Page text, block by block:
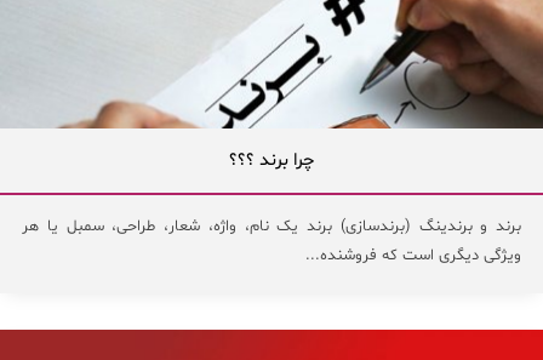
چرا برند ؟؟؟
برند و برندینگ (برندسازی) برند یک نام، واژه، شعار، طراحی، سمبل یا هر
ویژگی دیگری است که فروشنده...